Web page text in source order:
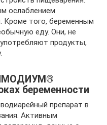
ослаблением
Кроме того, беременным
еду. Они, не
продукты,
беременности
препарат в
Активным